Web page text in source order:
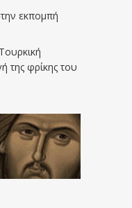
εκπομπή
της φρίκης του